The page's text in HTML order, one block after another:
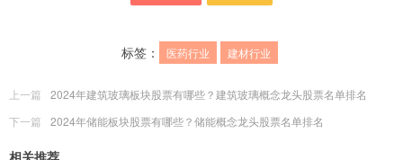
标签： 医药行业 建材行业
上一篇
2024年建筑玻璃板块股票有哪些？建筑玻璃概念龙头股票名单排名
下一篇
2024年储能板块股票有哪些？储能概念龙头股票名单排名